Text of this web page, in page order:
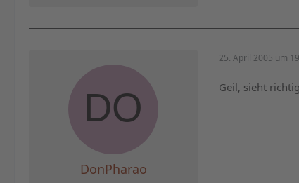
DonPharao
25. April 2005 um
Geil, sieht